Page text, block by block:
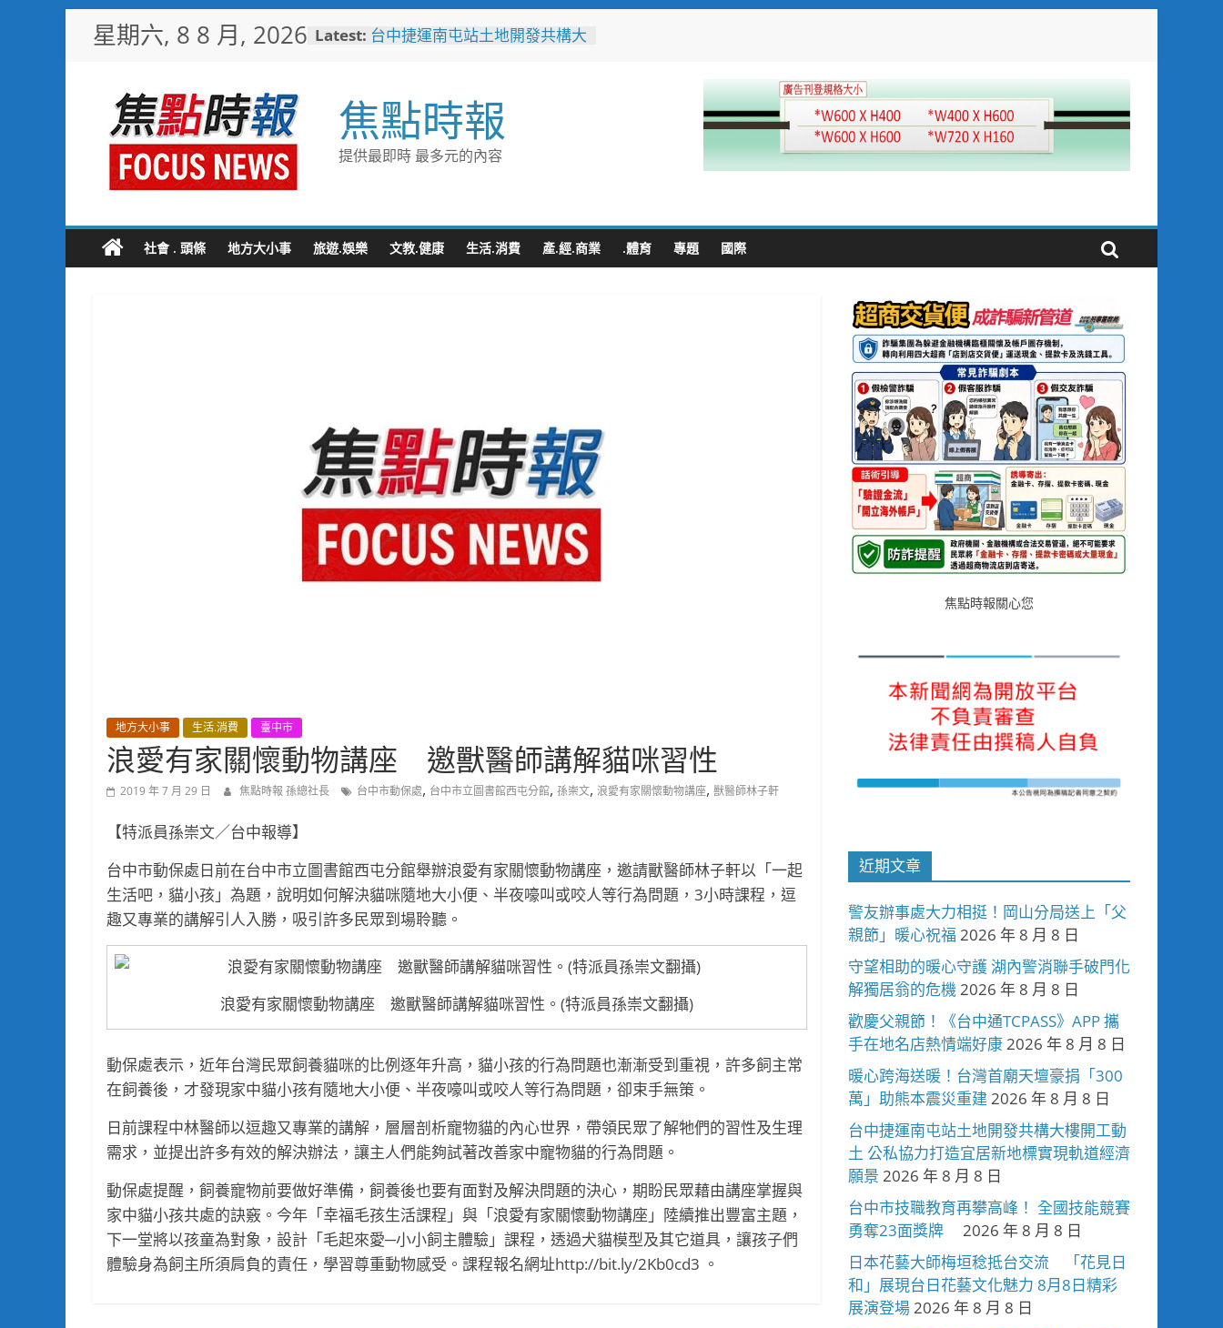
星期六, 8 8 月, 2026 Latest: 捐「300萬」助熊本震災重建
警友辦事處大力相挺！岡山分局
送上「父親節」暖心祝福
守望相助的暖心守護 湖內警消
聯手破門化解獨居翁的危機
焦點時報
提供最即時 最多元的內容
社會 . 頭條 地方大小事 旅遊.娛樂 文教.健康 生活.消費 產.經.商業 .體育 專題 國際
地方大小事 生活.消費 臺中市
浪愛有家關懷動物講座 邀獸醫師講解貓咪習性
2019 年 7 月 29 日 焦點時報 孫總社長 台中市動保處, 台中市立圖書館西屯分館, 孫崇文, 浪愛有家關懷動物講座, 獸醫師林子軒
【特派員孫崇文／台中報導】
台中市動保處日前在台中市立圖書館西屯分館舉辦浪愛有家關懷動物講座，邀請獸醫師林子軒以「一起
生活吧，貓小孩」為題，說明如何解決貓咪隨地大小便、半夜嚎叫或咬人等行為問題，3小時課程，逗
趣又專業的講解引人入勝，吸引許多民眾到場聆聽。
浪愛有家關懷動物講座 邀獸醫師講解貓咪習性。(特派員孫崇文翻攝)
動保處表示，近年台灣民眾飼養貓咪的比例逐年升高，貓小孩的行為問題也漸漸受到重視，許多飼主常
在飼養後，才發現家中貓小孩有隨地大小便、半夜嚎叫或咬人等行為問題，卻束手無策。
日前課程中林醫師以逗趣又專業的講解，層層剖析寵物貓的內心世界，帶領民眾了解牠們的習性及生理
需求，並提出許多有效的解決辦法，讓主人們能夠試著改善家中寵物貓的行為問題。
動保處提醒，飼養寵物前要做好準備，飼養後也要有面對及解決問題的決心，期盼民眾藉由講座掌握與
家中貓小孩共處的訣竅。今年「幸福毛孩生活課程」與「浪愛有家關懷動物講座」陸續推出豐富主題，
下一堂將以孩童為對象，設計「毛起來愛─小小飼主體驗」課程，透過犬貓模型及其它道具，讓孩子們
體驗身為飼主所須肩負的責任，學習尊重動物感受。課程報名網址http://bit.ly/2Kb0cd3 。
焦點時報關心您
近期文章
警友辦事處大力相挺！岡山分局送上「父
親節」暖心祝福 2026 年 8 月 8 日
守望相助的暖心守護 湖內警消聯手破門化
解獨居翁的危機2026 年 8 月 8 日
歡慶父親節！《台中通TCPASS》APP 攜
手在地名店熱情端好康2026 年 8 月 8 日
暖心跨海送暖！台灣首廟天壇豪捐「300
萬」助熊本震災重建 2026 年 8 月 8 日
台中捷運南屯站土地開發共構大樓開工動
土 公私協力打造宜居新地標實現軌道經濟
願景 2026 年 8 月 8 日
台中市技職教育再攀高峰！ 全國技能競賽
勇奪23面獎牌
2026 年 8 月 8 日
日本花藝大師梅垣稔抵台交流 「花見日
和」展現台日花藝文化魅力 8月8日精彩
展演登場2026 年 8 月 8 日